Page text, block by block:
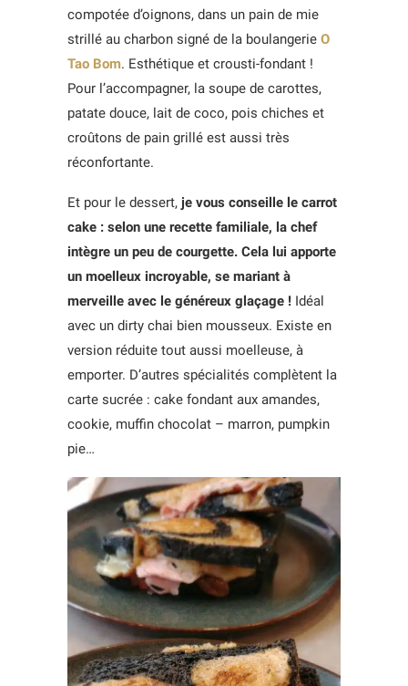
compotée d’oignons, dans un pain de mie
strillé au charbon signé de la boulangerie O
Tao Bom. Esthétique et crousti-fondant !
Pour l’accompagner, la soupe de carottes,
patate douce, lait de coco, pois chiches et
croûtons de pain grillé est aussi très
réconfortante.
Et pour le dessert, je vous conseille le carrot
cake : selon une recette familiale, la chef
intègre un peu de courgette. Cela lui apporte
un moelleux incroyable, se mariant à
merveille avec le généreux glaçage ! Idéal
avec un dirty chai bien mousseux. Existe en
version réduite tout aussi moelleuse, à
emporter. D’autres spécialités complètent la
carte sucrée : cake fondant aux amandes,
cookie, muffin chocolat – marron, pumpkin
pie…